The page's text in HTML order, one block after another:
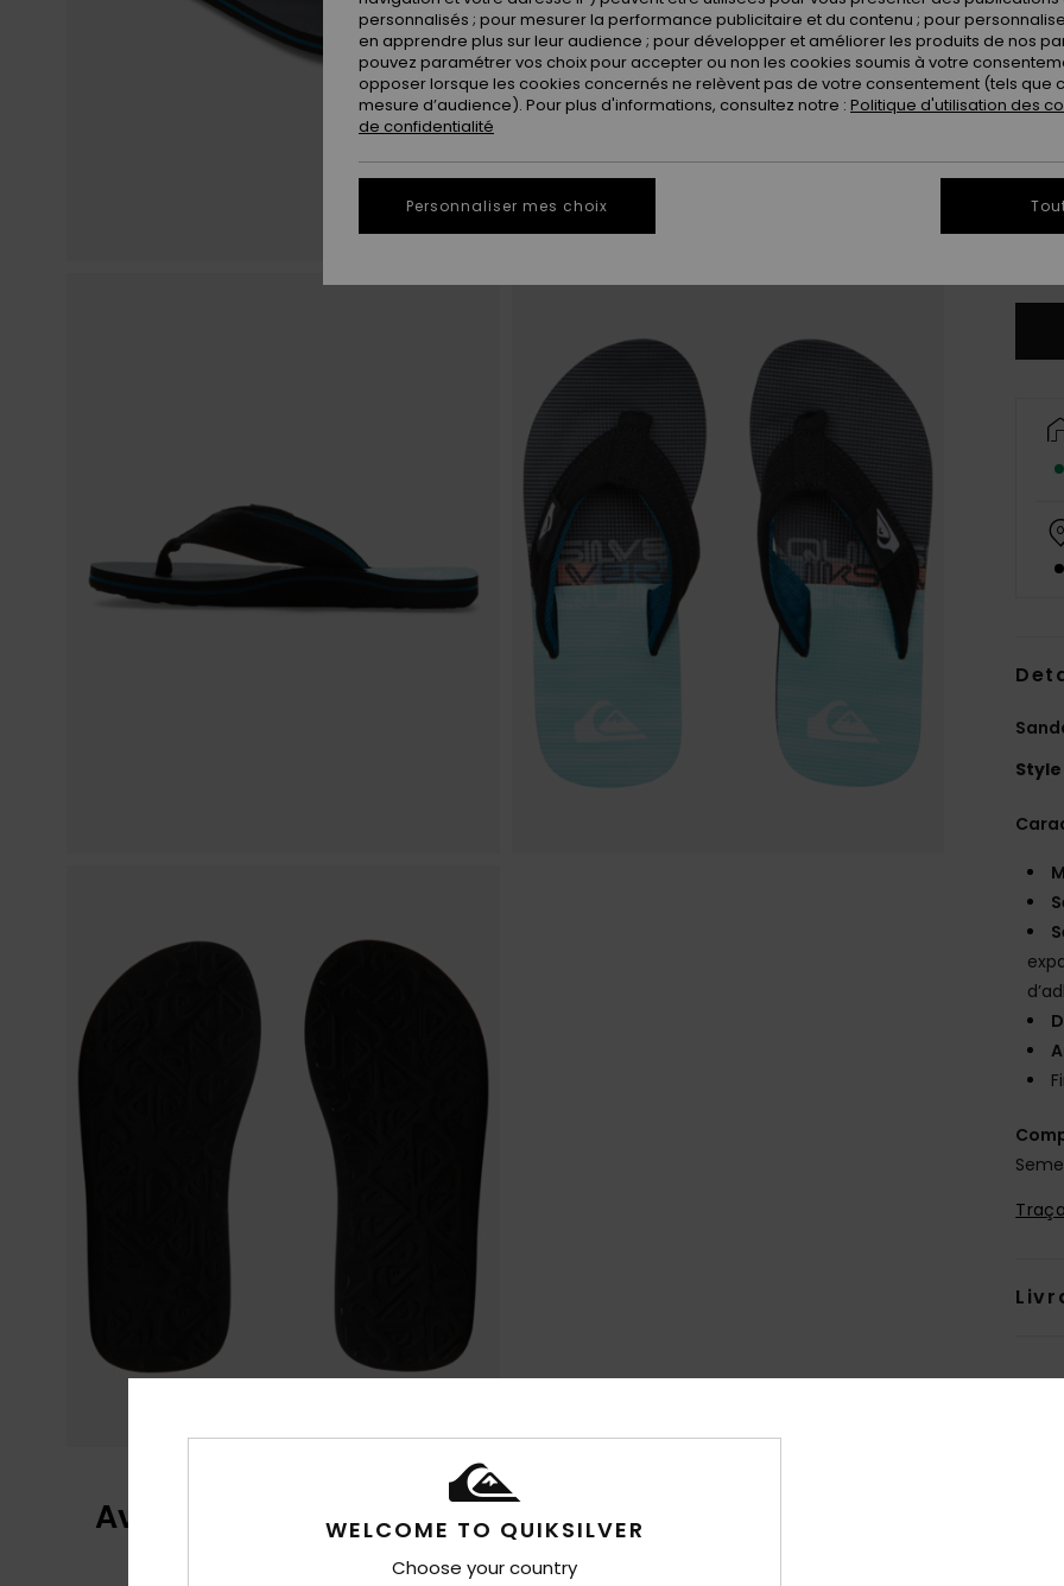
34
Style
Avis clients WELCOME TO QUIKSILVER
Choose your country
personnalisés ; pour mesurer la performance publicitaire et du contenu ; pour
en apprendre plus sur leur audience ; pour développer et améliorer les produits de nos
pouvez paramétrer vos choix pour accepter ou non les cookies soumis à votre
opposer lorsque les cookies concernés ne relèvent pas de votre consentement (tels que
mesure d’audience). Pour plus d'informations, consultez notre : Politique d'utilisation des
de confidentialité
Personnaliser mes choix